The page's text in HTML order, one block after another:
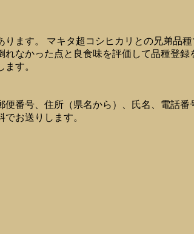
ます。 マキタ超コシヒカリとの兄弟品
なかった点と良食味を評価して品種登録
す。
番号、住所（県名から）、氏名、電話
お送りします。